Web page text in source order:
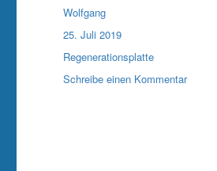
Autor
Wolfgang
Veröffentlicht
am
25. Juli 2019
Kategorien
Regenerationsplatte
Schreibe einen Kommentarzu